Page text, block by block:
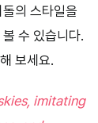
의 스타일을
수 있습니다.
보세요.
imitating